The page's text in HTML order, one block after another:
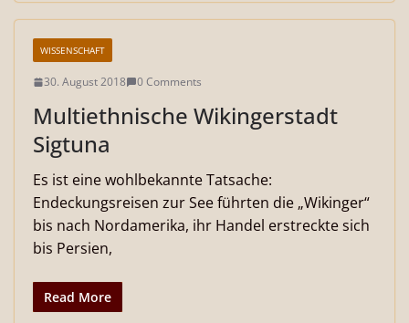
WISSENSCHAFT
30. August 2018 0 Comments
Multiethnische Wikingerstadt
Sigtuna
Es ist eine wohlbekannte Tatsache:
Endeckungsreisen zur See führten die „Wikinger“
bis nach Nordamerika, ihr Handel erstreckte sich
bis Persien,
Read More